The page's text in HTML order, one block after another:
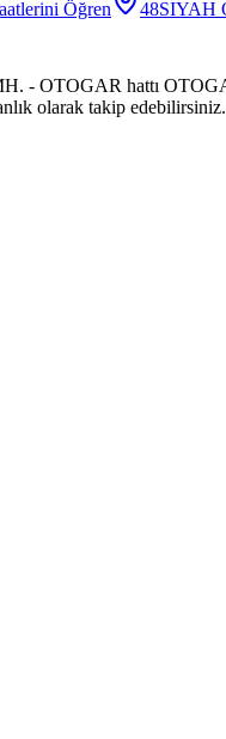
Öğren 48SIYAH
- OTOGAR hattı
olarak takip edebilirsiniz.